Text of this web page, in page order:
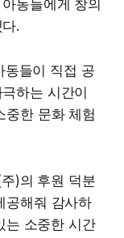
동들에게 창의
.
동들이 직접 공
하는 시간이
중한 문화 체험
)의 후원 덕분
공해줘 감사하
는 소중한 시간